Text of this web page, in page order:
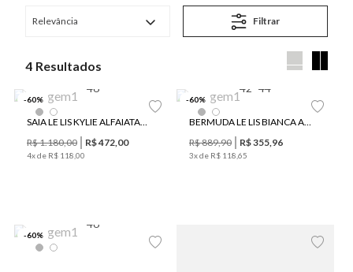
Relevância Filtrar
4
-60%
46
SAIA LE LIS KYLIE ALFAIATARIA FEMININA
R$1.180,00 R$472,00
Últimas Peças
4x de R$ 118 00
-60%
42 44
BERMUDA LE LIS BIANCA ALFAIATARIA FEMININA
R$889,90 R$355,96
3x de R$ 118 65
-60%
46